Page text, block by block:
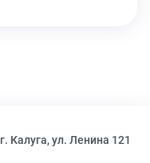
г. Калуга, ул. Ленина 121